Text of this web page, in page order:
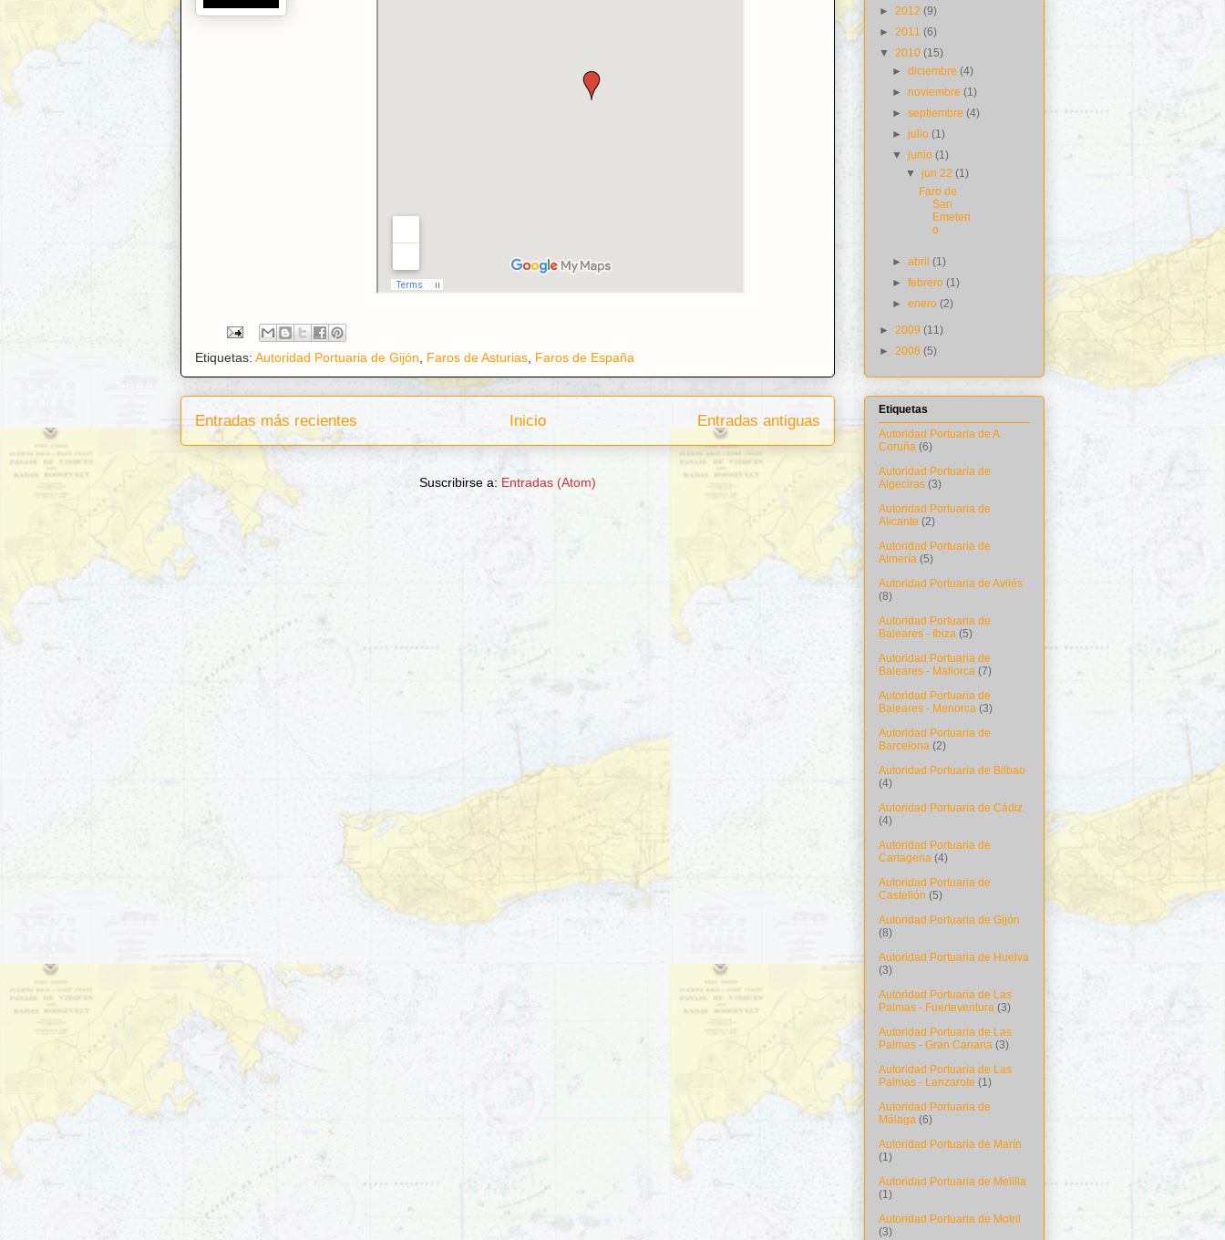
Etiquetas: Autoridad Portuaria de Gijón Faros de Asturias Faros de España
Entradas más recientes Entradas antiguas
Inicio
Suscribirse a: Entradas (Atom)
► 2012 (9)
► 2011 (6)
▼ 2010 (15)
►diciembre(4)
►noviembre(1)
►septiembre(4)
►julio(1)
▼junio(1)
▼ jun 22 (1)
Faro de
San
Emeteri
o
►abril(1)
►febrero(1)
►enero(2)
► 2009 (11)
► 2008 (5)
Etiquetas
Autoridad Portuaria de A
Coruña (6)
Autoridad Portuaria de
Algeciras (3)
Autoridad Portuaria de
Alicante (2)
Autoridad Portuaria de
Almería (5)
Autoridad Portuaria de Avilés
(8)
Autoridad Portuaria de
Baleares - Ibiza (5)
Autoridad Portuaria de
Baleares - Mallorca (7)
Autoridad Portuaria de
Baleares - Menorca (3)
Autoridad Portuaria de
Barcelona (2)
Autoridad Portuaria de Bilbao
(4)
Autoridad Portuaria de Cádiz
(4)
Autoridad Portuaria de
Cartagena (4)
Autoridad Portuaria de
Castellón (5)
Autoridad Portuaria de Gijón
(8)
Autoridad Portuaria de Huelva
(3)
Autoridad Portuaria de Las
Palmas - Fuerteventura (3)
Autoridad Portuaria de Las
Palmas - Gran Canaria (3)
Autoridad Portuaria de Las
Palmas - Lanzarote (1)
Autoridad Portuaria de
Málaga (6)
Autoridad Portuaria de Marín
(1)
Autoridad Portuaria de Melilla
(1)
Autoridad Portuaria de Motril
(3)